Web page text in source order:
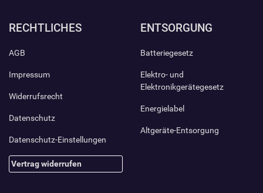
RECHTLICHES
AGB
Impressum
Widerrufsrecht
Datenschutz
Datenschutz-Einstellungen
Vertrag widerrufen
ENTSORGUNG
Batteriegesetz
Elektro- und
Elektronikgerätegesetz
Energielabel
Altgeräte-Entsorgung